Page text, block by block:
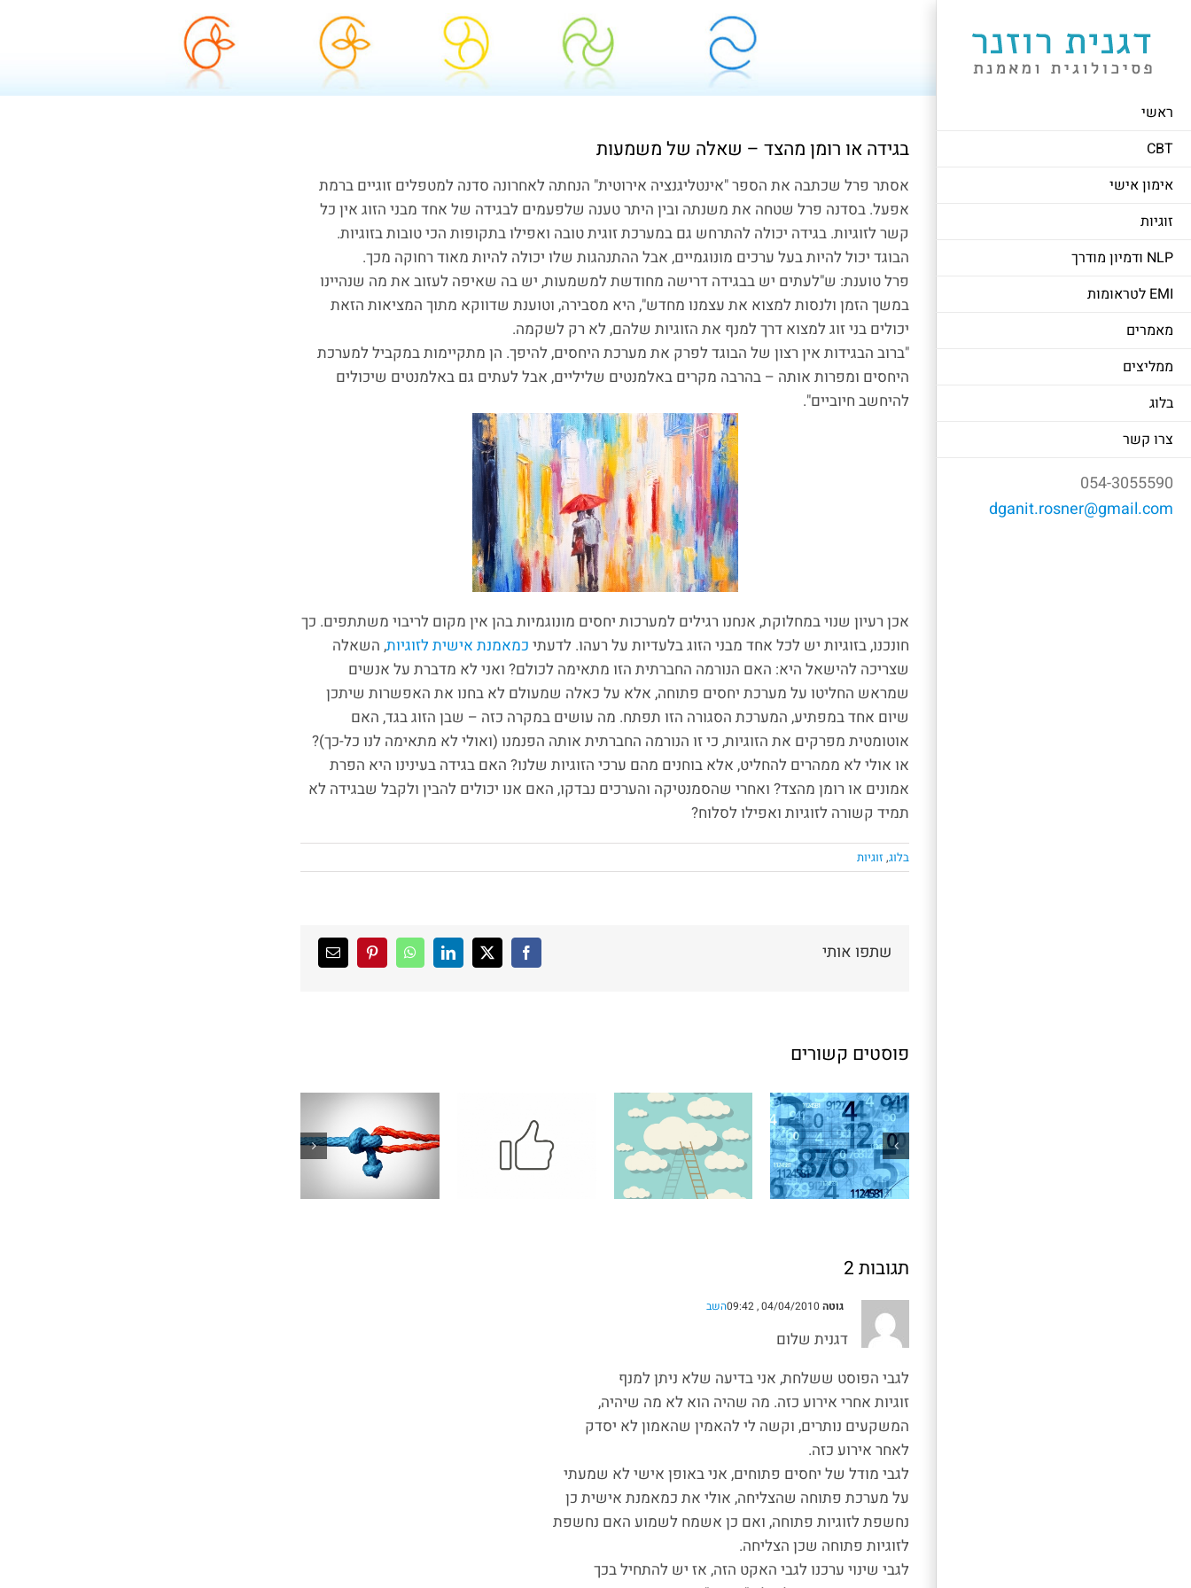
ראשי
CBT
אימון אישי
זוגיות
NLP ודמיון מודרך
EMI לטראומות
מאמרים
ממליצים
בלוג
צרו קשר
054-3055590
dganit.rosner@gmail.com
בגידה או רומן מהצד – שאלה של משמעות
אסתר פרל שכתבה את הספר "אינטליגנציה אירוטית" הנחתה לאחרונה סדנה למטפלים זוגיים ברמת
אפעל. בסדנה פרל שטחה את משנתה ובין היתר טענה שלפעמים לבגידה של אחד מבני הזוג אין כל
קשר לזוגיות. בגידה יכולה להתרחש גם במערכת זוגית טובה ואפילו בתקופות הכי טובות בזוגיות.
הבוגד יכול להיות בעל ערכים מונוגמיים, אבל ההתנהגות שלו יכולה להיות מאוד רחוקה מכך.
פרל טוענת: ש"לעתים יש בבגידה דרישה מחודשת למשמעות, יש בה שאיפה לעזוב את מה שנהיינו
במשך הזמן ולנסות למצוא את עצמנו מחדש", היא מסבירה, וטוענת שדווקא מתוך המציאות הזאת
יכולים בני זוג למצוא דרך למנף את הזוגיות שלהם, לא רק לשקמה.
"ברוב הבגידות אין רצון של הבוגד לפרק את מערכת היחסים, להיפך. הן מתקיימות במקביל למערכת
היחסים ומפרות אותה – בהרבה מקרים באלמנטים שליליים, אבל לעתים גם באלמנטים שיכולים
להיחשב חיוביים".
אכן רעיון שנוי במחלוקת, אנחנו רגילים למערכות יחסים מונוגמיות בהן אין מקום לריבוי משתתפים. כך
חונכנו, בזוגיות יש לכל אחד מבני הזוג בלעדיות על רעהו. לדעתי כמאמנת אישית לזוגיות, השאלה
שצריכה להישאל היא: האם הנורמה החברתית הזו מתאימה לכולם? ואני לא מדברת על אנשים
שמראש החליטו על מערכת יחסים פתוחה, אלא על כאלה שמעולם לא בחנו את האפשרות שיתכן
שיום אחד במפתיע, המערכת הסגורה הזו תפתח. מה עושים במקרה כזה – שבן הזוג בגד, האם
אוטומטית מפרקים את הזוגיות, כי זו הנורמה החברתית אותה הפנמנו (ואולי לא מתאימה לנו כל-כך)?
או אולי לא ממהרים להחליט, אלא בוחנים מהם ערכי הזוגיות שלנו? האם בגידה בעינינו היא הפרת
אמונים או רומן מהצד? ואחרי שהסמנטיקה והערכים נבדקו, האם אנו יכולים להבין ולקבל שבגידה לא
תמיד קשורה לזוגיות ואפילו לסלוח?
בלוג, זוגיות
שתפו אותי Facebook
X
LinkedIn
WhatsApp
Pinterestכתובת
דואר
פוסטים קשורים
מטפורת הטלת
מטבע
הגבול?
הפנים החסרות
הזדהות מול
אמפתיה
תגובות 2
גוטה השב
דגנית שלום
לגבי הפוסט ששלחת, אני בדיעה שלא ניתן למנף
זוגיות אחרי אירוע כזה. מה שהיה הוא לא מה שיהיה,
המשקעים נותרים, וקשה לי להאמין שהאמון לא יסדק
לאחר אירוע כזה.
לגבי מודל של יחסים פתוחים, אני באופן אישי לא שמעתי
על מערכת פתוחה שהצליחה, אולי את כמאמנת אישית כן
נחשפת לזוגיות פתוחה, ואם כן אשמח לשמוע האם נחשפת
לזוגיות פתוחה שכן הצליחה.
לגבי שינוי ערכנו לגבי האקט הזה, אז יש להתחיל בכך